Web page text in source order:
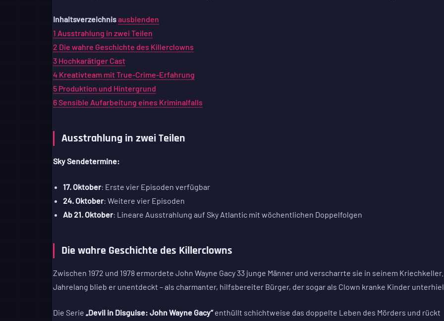
Inhaltsverzeichnisausblenden
1 Ausstrahlung in zwei Teilen
2 Die wahre Geschichte des Killerclowns
3 Hochkarätiger Cast
4 Kreativteam mit True-Crime-Erfahrung
5 Produktion und Hintergrund
6Sensible Aufarbeitung eines Kriminalfalls
Ausstrahlung in zwei Teilen
Sky Sendetermine:
17. Oktober: Erste vier Episoden verfügbar
24. Oktober: Weitere vier Episoden
Ab 21. Oktober: Lineare Ausstrahlung auf Sky Atlantic mit wöchentlichen Doppelfolgen
Die wahre Geschichte des Killerclowns
Zwischen 1972 und 1978 ermordete John Wayne Gacy 33 junge Männer und verscharrte sie in seinem Kriechkeller.
Jahrelang blieb er unentdeckt – als charmanter, hilfsbereiter Bürger, der sogar als Clown kranke Kinder
Die Serie „Devil in Disguise: John Wayne Gacy“enthüllt schichtweise das doppelte Leben des Mörders und rückt